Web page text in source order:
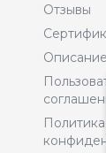
Отзывы
Политика